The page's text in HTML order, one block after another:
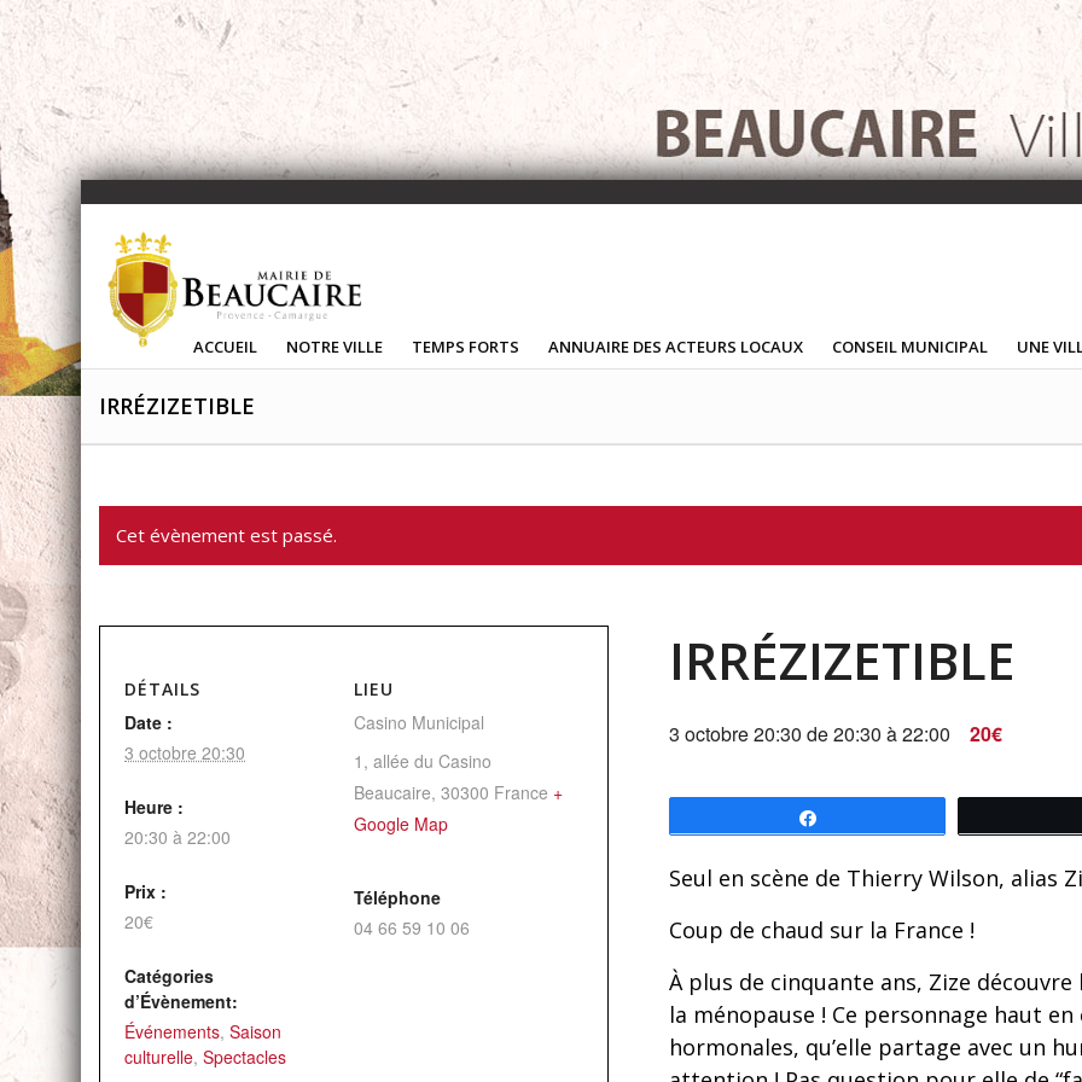
ACCUEIL NOTRE VILLE TEMPS FORTS ANNUAIRE DES ACTEURS LOCAUX CONSEIL MUNICIPAL UNE
IRRÉZIZETIBLE
Cet évènement est passé.
IRRÉZIZETIBLE
3 octobre 20:30 de 20:30 à22:00 20€
Seul en scène de Thierry Wilson, alias
Coup de chaud sur la France !
À plus de cinquante ans, Zize
la ménopause ! Ce personnage haut
hormonales, qu’elle partage avec un
DÉTAILS
Date :
3 octobre 20:30
Heure :
20:30 à 22:00
Prix :
20€
Catégories
d’Évènement:
Événements,Saison
culturelle,Spectacles
LIEU
Casino Municipal
1, allée du Casino
Beaucaire, 30300 France +
Google Map
Téléphone
04 66 59 10 06